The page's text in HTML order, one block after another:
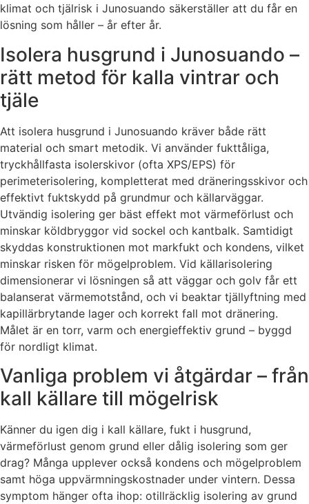
klimat och tjälrisk i Junosuando säkerställer att du får en
lösning som håller – år efter år.
Isolera husgrund i Junosuando –
rätt metod för kalla vintrar och
tjäle
Att isolera husgrund i Junosuando kräver både rätt
material och smart metodik. Vi använder fukttåliga,
tryckhållfasta isolerskivor (ofta XPS/EPS) för
perimeterisolering, kompletterat med dräneringsskivor och
effektivt fuktskydd på grundmur och källarväggar.
Utvändig isolering ger bäst effekt mot värmeförlust och
minskar köldbryggor vid sockel och kantbalk. Samtidigt
skyddas konstruktionen mot markfukt och kondens, vilket
minskar risken för mögelproblem. Vid källarisolering
dimensionerar vi lösningen så att väggar och golv får ett
balanserat värmemotstånd, och vi beaktar tjällyftning med
kapillärbrytande lager och korrekt fall mot dränering.
Målet är en torr, varm och energieffektiv grund – byggd
för nordligt klimat.
Vanliga problem vi åtgärdar – från
kall källare till mögelrisk
Känner du igen dig i kall källare, fukt i husgrund,
värmeförlust genom grund eller dålig isolering som ger
drag? Många upplever också kondens och mögelproblem
samt höga uppvärmningskostnader under vintern. Dessa
symptom hänger ofta ihop: otillräcklig isolering av grund